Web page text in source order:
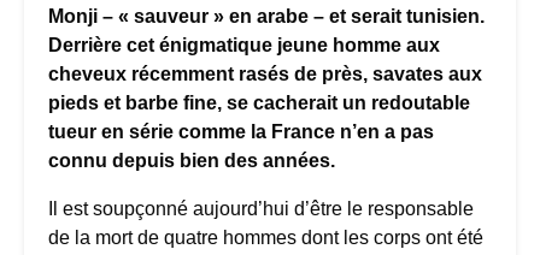
Monji – « sauveur » en arabe – et serait tunisien.
Derrière cet énigmatique jeune homme aux
cheveux récemment rasés de près, savates aux
pieds et barbe fine, se cacherait un redoutable
tueur en série comme la France n’en a pas
connu depuis bien des années.
Il est soupçonné aujourd’hui d’être le responsable
de la mort de quatre hommes dont les corps ont été